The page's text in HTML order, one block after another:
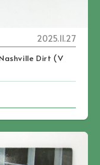
2025.11.27
Dirt (V